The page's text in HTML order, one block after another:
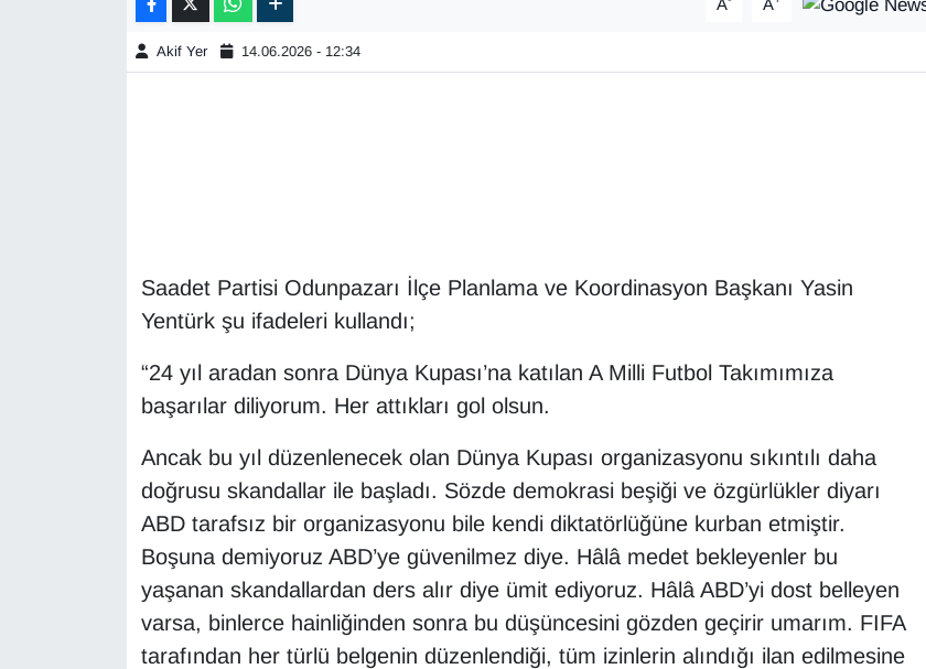
A A
Akif Yer 14.06.2026 - 12:34
Saadet Partisi Odunpazarı İlçe Planlama ve Koordinasyon Başkanı Yasin
Yentürk şu ifadeleri kullandı;
“24 yıl aradan sonra Dünya Kupası’na katılan A Milli Futbol Takımımıza
başarılar diliyorum. Her attıkları gol olsun.
Ancak bu yıl düzenlenecek olan Dünya Kupası organizasyonu sıkıntılı daha
doğrusu skandallar ile başladı. Sözde demokrasi beşiği ve özgürlükler diyarı
ABD tarafsız bir organizasyonu bile kendi diktatörlüğüne kurban etmiştir.
Boşuna demiyoruz ABD’ye güvenilmez diye. Hâlâ medet bekleyenler bu
yaşanan skandallardan ders alır diye ümit ediyoruz. Hâlâ ABD’yi dost belleyen
varsa, binlerce hainliğinden sonra bu düşüncesini gözden geçirir umarım. FIFA
tarafından her türlü belgenin düzenlendiği, tüm izinlerin alındığı ilan edilmesine